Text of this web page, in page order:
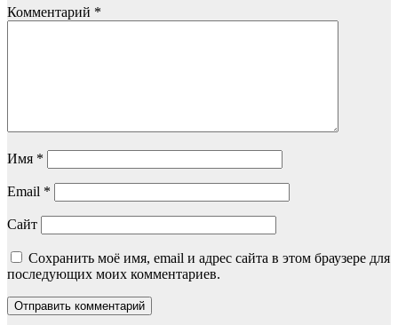
Комментарий *
Имя *
Email *
Сайт
Сохранить моё имя, email и адрес сайта в этом браузере для
последующих моих комментариев.